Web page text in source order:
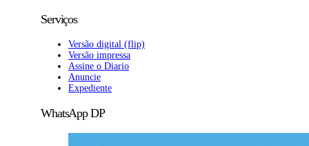
Serviços
Versão digital (flip)
Versão impressa
Assine o Diario
Anuncie
Expediente
WhatsApp DP